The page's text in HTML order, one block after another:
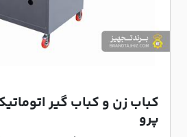
کباب زن و کباب گیر
پرو